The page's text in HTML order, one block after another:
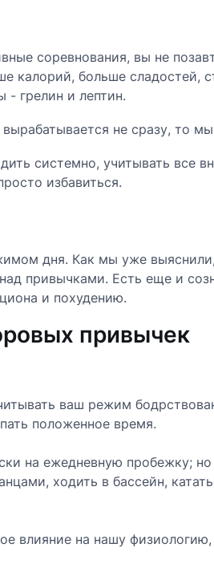
соревнования, вы не
калорий, больше
- грелин и лептин.
не сразу, то
системно, учитывать все
избавиться.
дня. Как мы уже
привычками. Есть еще и
и похудению.
привычек
ваш режим
положенное время.
на ежедневную пробежку;
ходить в бассейн,
влияние на нашу